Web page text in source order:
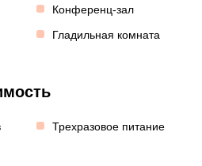
Конференц-зал
Гладильная комната
Трехразовое питание